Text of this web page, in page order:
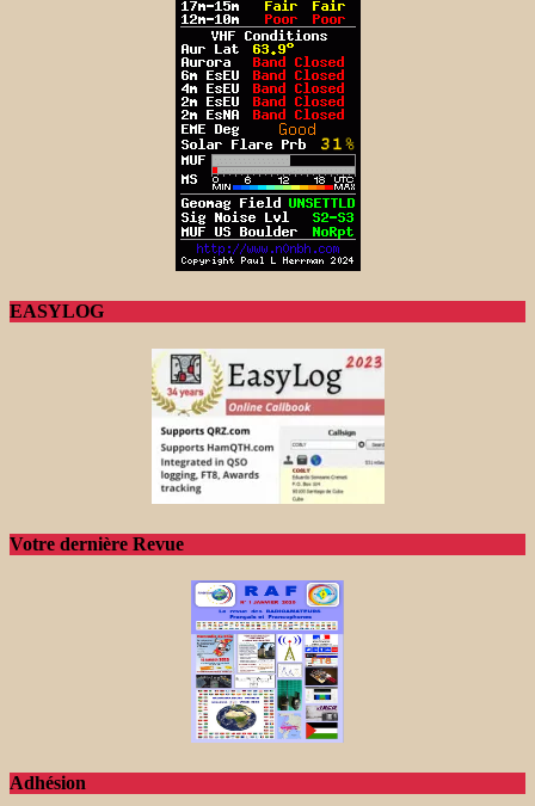
EASYLOG
Votre dernière Revue
Adhésion